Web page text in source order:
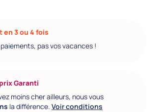
en 3 ou 4 fois
pas vos vacances !
Garanti
moins cher ailleurs, nous vous
la différence. Voir conditions